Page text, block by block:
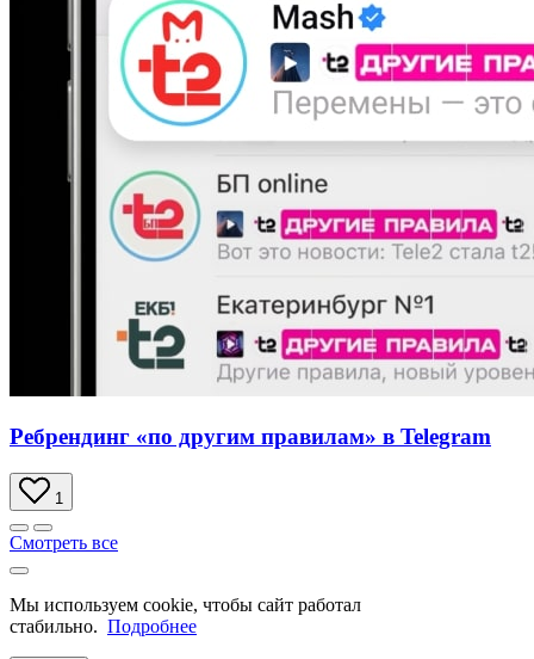
Ребрендинг «по другим правилам» в Telegram
1
Смотреть все
Мы используем cookie, чтобы сайт работал
стабильно. Подробнее